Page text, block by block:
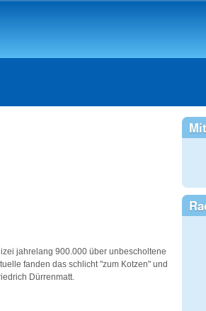
jahrelang 900.000 über unbescholtene
fanden das schlicht "zum Kotzen" und
Dürrenmatt.